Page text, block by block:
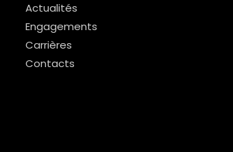
Actualités
Engagements
Carrières
Contacts